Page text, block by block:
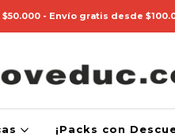
$50.000 - Envío gratis desde
¡Packs con